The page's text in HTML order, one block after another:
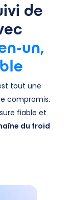
de
un,
tout une
compromis.
fiable et
du froid